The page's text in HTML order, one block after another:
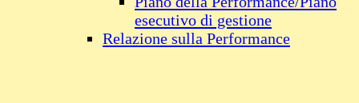
esecutivo di gestione
Relazione sulla Performance